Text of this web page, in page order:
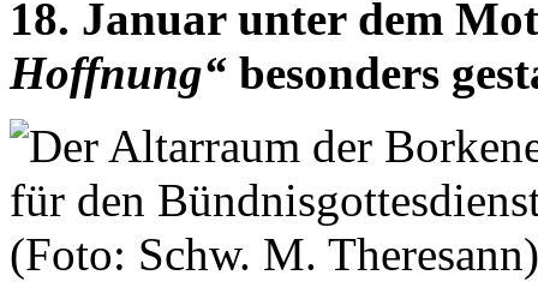
18. Januar unter dem
Hoffnung“ besonders